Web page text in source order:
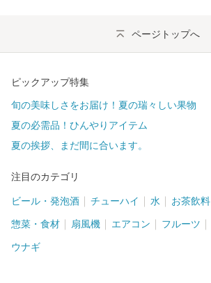
ページトップへ
ピックアップ特集
旬の美味しさをお届け！夏の瑞々しい果物
夏の必需品！ひんやりアイテム
夏の挨拶、まだ間に合います。
注目のカテゴリ
ビール・発泡酒 チューハイ 水 お茶飲料
惣菜・食材 扇風機 エアコン フルーツ
ウナギ